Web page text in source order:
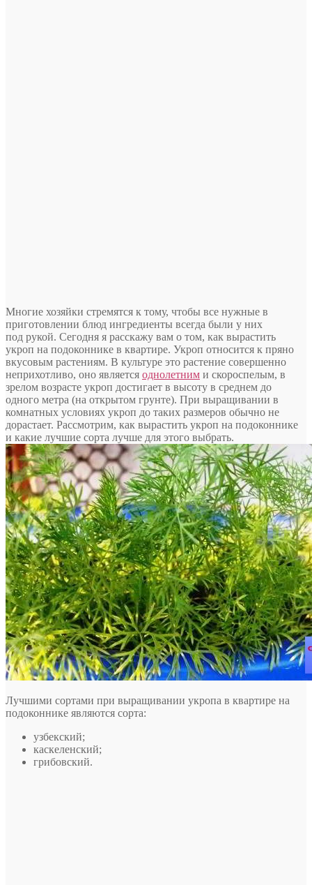
Многие хозяйки стремятся к тому, чтобы все нужные в
приготовлении блюд ингредиенты всегда были у них
под рукой. Сегодня я расскажу вам о том, как вырастить
укроп на подоконнике в квартире. Укроп относится к пряно
вкусовым растениям. В культуре это растение совершенно
неприхотливо, оно является однолетним и скороспелым, в
зрелом возрасте укроп достигает в высоту в среднем до
одного метра (на открытом грунте). При выращивании в
комнатных условиях укроп до таких размеров обычно не
дорастает. Рассмотрим, как вырастить укроп на подоконнике
и какие лучшие сорта лучше для этого выбрать.
Лучшими сортами при выращивании укропа в квартире на
подоконнике являются сорта:
узбекский;
каскеленский;
грибовский.